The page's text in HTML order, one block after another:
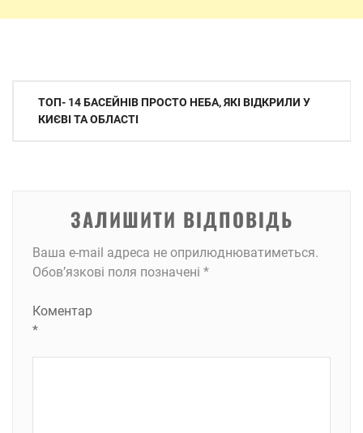
Навігація
записів
ТОП- 14 БАСЕЙНІВ ПРОСТО НЕБА, ЯКІ ВІДКРИЛИ У
КИЄВІ ТА ОБЛАСТІ
ЗАЛИШИТИ ВІДПОВІДЬ
Ваша e-mail адреса не оприлюднюватиметься.
Обов’язкові поля позначені *
Коментар
*